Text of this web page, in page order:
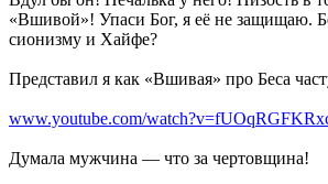
«Вшивой»! Упаси Бог, я её не защищаю.
сионизму и Хайфе?
Представил я как «Вшивая» про Беса
www.youtube.com/
Думала мужчина — что за чертовщина!